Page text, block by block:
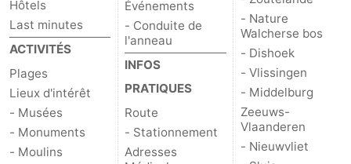
Hôtels
Last minutes
ACTIVITÉS
Plages
Lieux d'intérêt
- Musées
- Monuments
- Moulins
Événements
- Conduite de
l'anneau
INFOS
PRATIQUES
Route
- Stationnement
Adresses
- Nature
Walcherse bos
- Dishoek
- Vlissingen
- Middelburg
Zeeuws-
Vlaanderen
- Nieuwvliet